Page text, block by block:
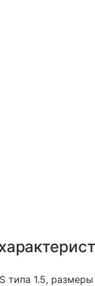
типа 1.5,